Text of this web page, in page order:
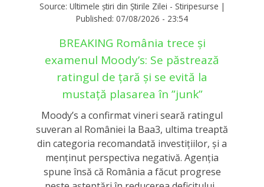
Source: Ultimele știri din Știrile Zilei - Stiripesurse |
Published: 07/08/2026 - 23:54
BREAKING România trece și
examenul Moody’s: Se păstrează
ratingul de țară și se evită la
mustață plasarea în ”junk”
Moody’s a confirmat vineri seară ratingul
suveran al României la Baa3, ultima treaptă
din categoria recomandată investițiilor, și a
menținut perspectiva negativă. Agenția
spune însă că România a făcut progrese